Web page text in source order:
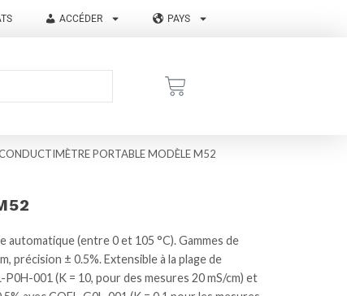
ACCÉDER PAYS
PORTABLE MODÈLE M52
(entre 0 et 105 °C). Gammes de
précision ± 0.5%. Extensible à la plage de
001 (K = 10, pour des mesures 20 mS/cm) et